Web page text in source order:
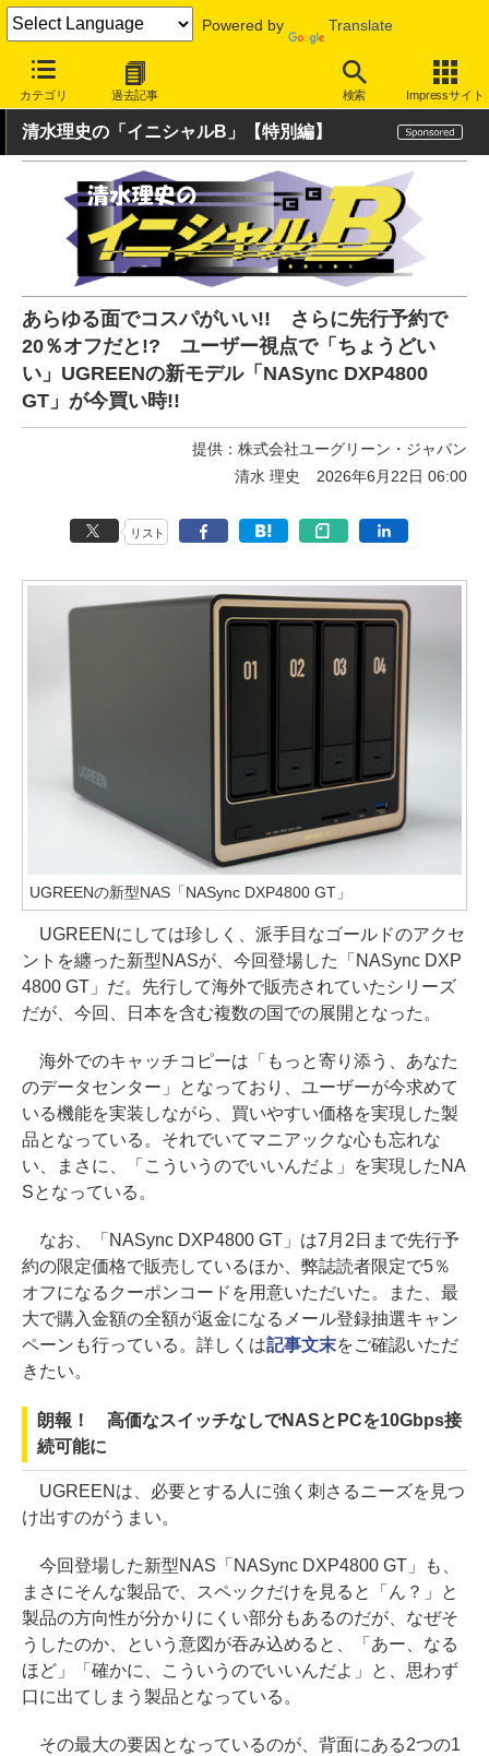
Powered by Translate
カテゴリ 過去記事 検索 Impressサイト
INTERNET Watch ハードウェア
清水理史の「イニシャルB」【特別編】
あらゆる面でコスパがいい!! さらに先行予約で
20％オフだと!? ユーザー視点で「ちょうどい
い」UGREENの新モデル「NASync DXP4800
GT」が今買い時!!
提供：株式会社ユーグリーン・ジャパン
清水 理史
2026年6月22日 06:00
リスト
UGREENの新型NAS「NASync DXP4800 GT」
UGREENにしては珍しく、派手目なゴールドのアクセ
ントを纏った新型NASが、今回登場した「NASync DXP
4800 GT」だ。先行して海外で販売されていたシリーズ
だが、今回、日本を含む複数の国での展開となった。
海外でのキャッチコピーは「もっと寄り添う、あなた
のデータセンター」となっており、ユーザーが今求めて
いる機能を実装しながら、買いやすい価格を実現した製
品となっている。それでいてマニアックな心も忘れな
い、まさに、「こういうのでいいんだよ」を実現したNA
Sとなっている。
なお、「NASync DXP4800 GT」は7月2日まで先行予
約の限定価格で販売しているほか、弊誌読者限定で5％
オフになるクーポンコードを用意いただいた。また、最
大で購入金額の全額が返金になるメール登録抽選キャン
ペーンも行っている。詳しくは記事文末をご確認いただ
きたい。
朗報！ 高価なスイッチなしでNASとPCを10Gbps接
続可能に
UGREENは、必要とする人に強く刺さるニーズを見つ
け出すのがうまい。
今回登場した新型NAS「NASync DXP4800 GT」も、
まさにそんな製品で、スペックだけを見ると「ん？」と
製品の方向性が分かりにくい部分もあるのだが、なぜそ
うしたのか、という意図が吞み込めると、「あー、なる
ほど」「確かに、こういうのでいいんだよ」と、思わず
口に出てしまう製品となっている。
その最大の要因となっているのが、背面にある2つの1